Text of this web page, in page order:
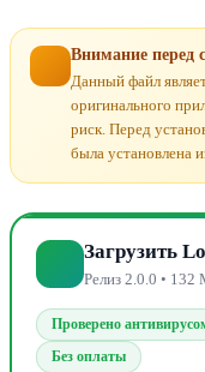
Внимание перед
Данный файл
оригинального
риск. Перед
была установлена
Загрузить
Релиз 2.0.0 • 132
Проверено
Без оплаты